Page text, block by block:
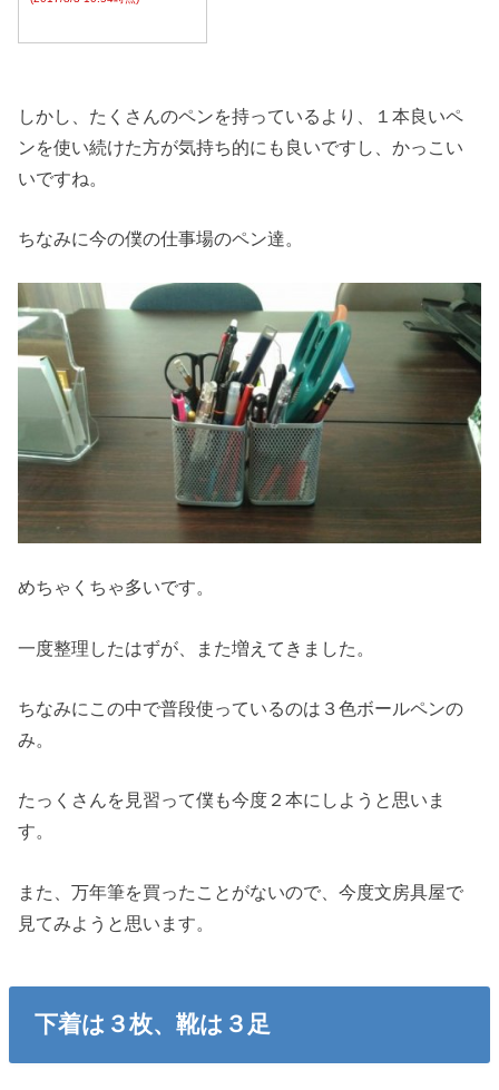
しかし、たくさんのペンを持っているより、１本良いペ
ンを使い続けた方が気持ち的にも良いですし、かっこい
いですね。
ちなみに今の僕の仕事場のペン達。
めちゃくちゃ多いです。
一度整理したはずが、また増えてきました。
ちなみにこの中で普段使っているのは３色ボールペンの
み。
たっくさんを見習って僕も今度２本にしようと思いま
す。
また、万年筆を買ったことがないので、今度文房具屋で
見てみようと思います。
下着は３枚、靴は３足